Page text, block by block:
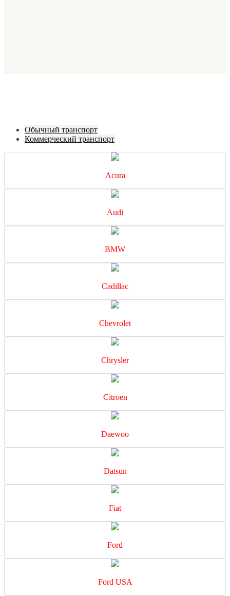
Обычный транспорт
Коммерческий транспорт
Acura
Audi
BMW
Cadillac
Chevrolet
Chrysler
Citroen
Daewoo
Datsun
Fiat
Ford
Ford USA